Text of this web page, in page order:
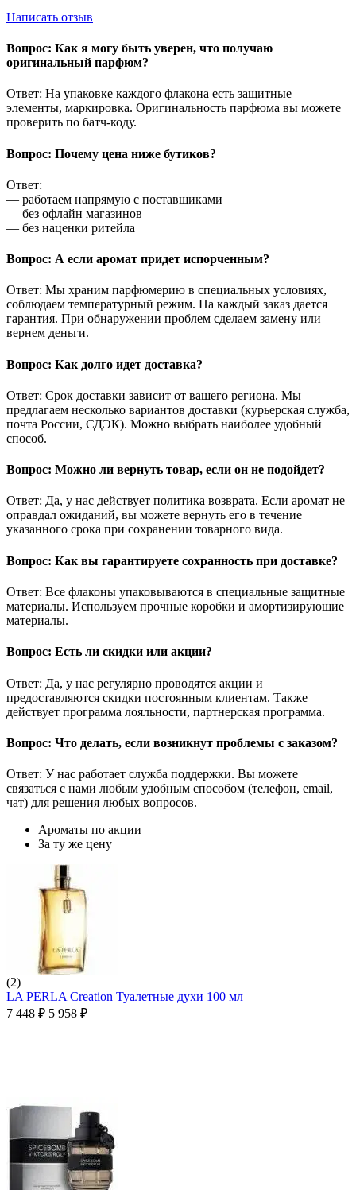
Написать отзыв
Вопрос: Как я могу быть уверен, что получаю
оригинальный парфюм?
Ответ: На упаковке каждого флакона есть защитные
элементы, маркировка. Оригинальность парфюма вы можете
проверить по батч-коду.
Вопрос: Почему цена ниже бутиков?
Ответ:
— работаем напрямую с поставщиками
— без офлайн магазинов
— без наценки ритейла
Вопрос: А если аромат придет испорченным?
Ответ: Мы храним парфюмерию в специальных условиях,
соблюдаем температурный режим. На каждый заказ дается
гарантия. При обнаружении проблем сделаем замену или
вернем деньги.
Вопрос: Как долго идет доставка?
Ответ: Срок доставки зависит от вашего региона. Мы
предлагаем несколько вариантов доставки (курьерская служба,
почта России, СДЭК). Можно выбрать наиболее удобный
способ.
Вопрос: Можно ли вернуть товар, если он не подойдет?
Ответ: Да, у нас действует политика возврата. Если аромат не
оправдал ожиданий, вы можете вернуть его в течение
указанного срока при сохранении товарного вида.
Вопрос: Как вы гарантируете сохранность при доставке?
Ответ: Все флаконы упаковываются в специальные защитные
материалы. Используем прочные коробки и амортизирующие
материалы.
Вопрос: Есть ли скидки или акции?
Ответ: Да, у нас регулярно проводятся акции и
предоставляются скидки постоянным клиентам. Также
действует программа лояльности, партнерская программа.
Вопрос: Что делать, если возникнут проблемы с заказом?
Ответ: У нас работает служба поддержки. Вы можете
связаться с нами любым удобным способом (телефон, email,
чат) для решения любых вопросов.
Ароматы по акции
За ту же цену
(2)
LA PERLA Creation Туалетные духи 100 мл
7 448 ₽ 5 958 ₽